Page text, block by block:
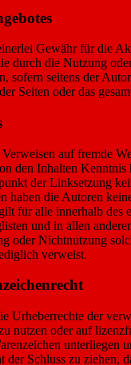
Gewähr für die
durch die Nutzung
sofern seitens der
Seiten oder das
auf fremde
den Inhalten
der Linksetzung
haben die Autoren
für alle innerhalb des
und in allen
oder Nichtnutzung
verweist.
Urheberrechte der
nutzen oder auf
unterliegen
der Schluss zu ziehen,